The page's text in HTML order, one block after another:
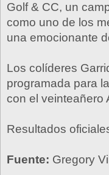
Golf & CC, un
como uno de los
una emocionante
Los colíderes
programada para
con el veinteañero
Resultados
Fuente: Gregory